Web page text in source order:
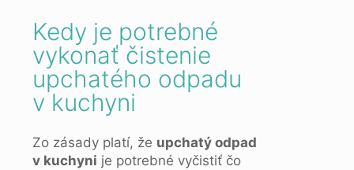
Kedy je potrebné
vykonať čistenie
upchatého odpadu
v kuchyni
Zo zásady platí, že upchatý odpad
v kuchyni je potrebné vyčistiť čo